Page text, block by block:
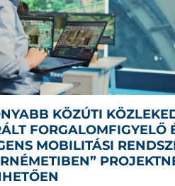
KÖZÚTI
FORGALOMFIGYELŐ
MOBILITÁSI